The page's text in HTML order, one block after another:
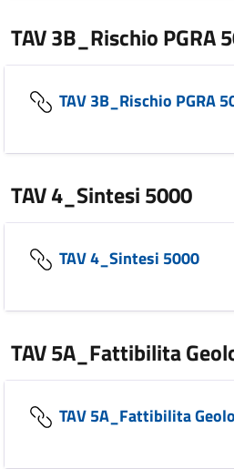
TAV 3B_Rischio PGRA
TAV 3B_Rischio PGRA
TAV 4_Sintesi 5000
TAV 4_Sintesi 5000
TAV 5A_Fattibilita
TAV 5A_Fattibilita